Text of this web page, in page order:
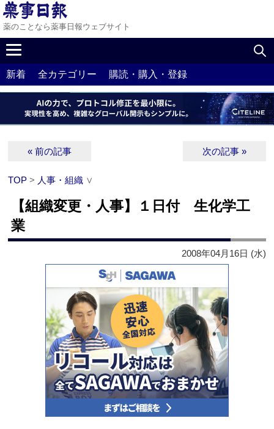
薬のことなら薬事日報ウェブサイト
新着 全カテゴリー 購読・購入・登録
« 前の記事 次の記事 »
TOP > 人事・組織 ∨
【組織変更・人事】１日付 生化学工
業
2008年04月16日 (水)